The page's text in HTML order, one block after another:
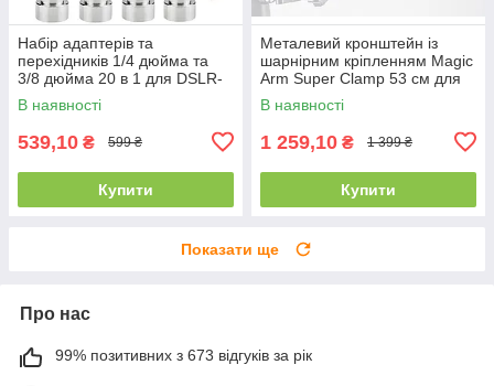
Набір адаптерів та
перехідників 1/4 дюйма та
3/8 дюйма 20 в 1 для DSLR-
камери/штативу/моноподу/
кульової головки
В наявності
539,10 ₴ 599 ₴
Купити
Металевий кронштейн із
шарнірним кріпленням Magic
Arm Super Clamp 53 см для
фото та відео техніки
В наявності
1 259,10 ₴ 1 399 ₴
Купити
Показати ще
Про нас
99% позитивних з 673 відгуків за рік